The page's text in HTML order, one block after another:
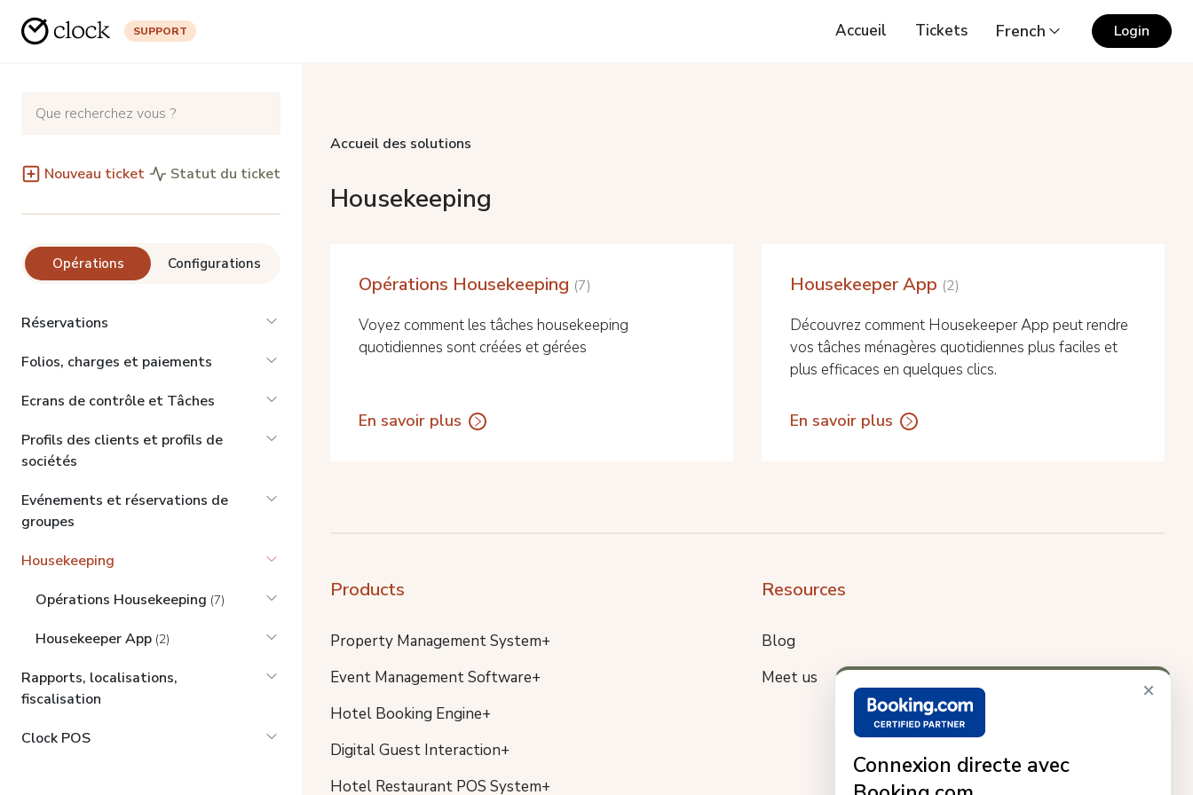
SUPPORT Accueil Tickets French Login
×
Connexion directe avec
Nouveau ticket Statut du ticket
Opérations Configurations
Réservations
Folios, charges et paiements
Ecrans de contrôle et Tâches
Profils des clients et profils de
sociétés
Evénements et réservations de
groupes
Housekeeping
Opérations Housekeeping (7)
Housekeeper App (2)
Rapports, localisations,
fiscalisation
Clock POS
Accueil des solutions
Housekeeping
Opérations Housekeeping 7
Voyez comment les tâches housekeeping
quotidiennes sont créées et gérées
En savoir plus
Housekeeper App 2
Découvrez comment Housekeeper App peut rendre
vos tâches ménagères quotidiennes plus faciles et
plus efficaces en quelques clics.
En savoir plus
Products
Property Management System+
Event Management Software+
Hotel Booking Engine+
Digital Guest Interaction+
Hotel Restaurant POS System+
Resources
Blog
Meet us